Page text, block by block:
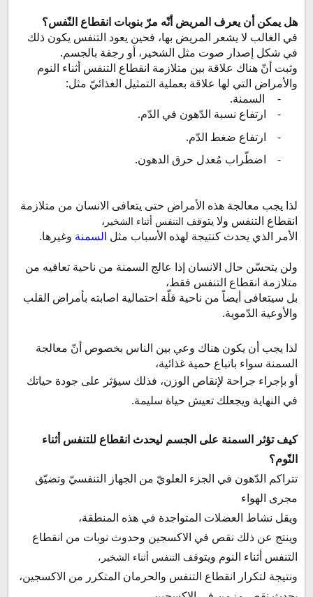
هل يمكن أن يعرف المريض أنّه مرّ بنوبات انقطاع النّفس؟
في الغالب لا يشعر المريض بها، فحين يعود التنفس يكون ذلك
في شكل إصدار صوت مثل الشخير، أو رجفة بالجسم.
وثبت أنّ هناك علاقة بين متلازمة انقطاع التنفس أثناء النوم
والأمراض التي لها علاقة بعملية التمثيل الغذائيّ مثل:
-
السمنة.
-
ارتفاع نسبة الدّهون في الدّم.
-
ارتفاع ضغط الدّم.
-
اضطّراب مُعدل حرق الدهون.
لذا يجب معالجة هذه الأمراض حتى يتعافى الانسان من متلازمة
انقطاع التنفس ولا يتوقف التنفس أثناء الشخير ،
الأمر الذي يحدث كنتيجة لهذه الأسباب مثل السمنة وغيرها.
ولن يتحسّن حال الانسان إذا عالج السمنة من ناحية تعافيه من
متلازمة انقطاع التنفس فقط،
بل سيتعافى أيضاً من ناحية قلّة احتمالية اصابته بأمراض القلب
والأوعية الدّموية.
لذا يجب أن يكون هناك وعي بين الناس بخصوص أنّ معالجة
السمنة سواء باتباع حمية غذائية،
أو بإجراء جراحة لإنقاص الوزن، فذلك سيؤثر على جودة حياتك
في النهاية ويجعلك تعيش حياة سليمة.
كيف تؤثر السمنة على الجسم ليحدث انقطاع للتنفس أثناء
النّوم؟
تتراكم الدّهون في الجزء العلويّ من الجهاز التنفسيّ وتضيّق
مجرى الهواء
ويقل نشاط العضلات المتواجدة في هذه المنطقة،
وينتج عن ذلك نقص في الاكسجين وحدوث نوبات من انقطاع
التنفس أثناء النوم ويتوقف التنفس أثناء الشخير،
ونتيجة لتكرار انقطاع التنفس والحرمان المتكرر من الاكسجين،